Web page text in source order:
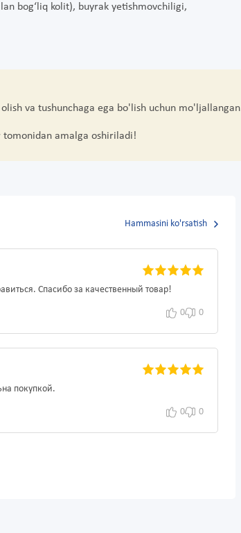
bog‘liq kolit), buyrak yetishmovchiligi,
va tushunchaga ega bo'lish uchun
tomonidan amalga oshiriladi!
Hammasini ko'rsatish
Спасибо за качественный товар!
0 0
покупкой.
0 0